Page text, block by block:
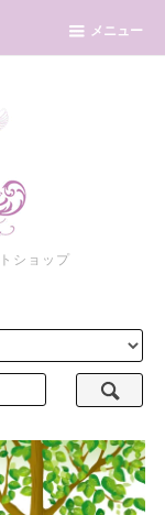
メニュー
ショップ